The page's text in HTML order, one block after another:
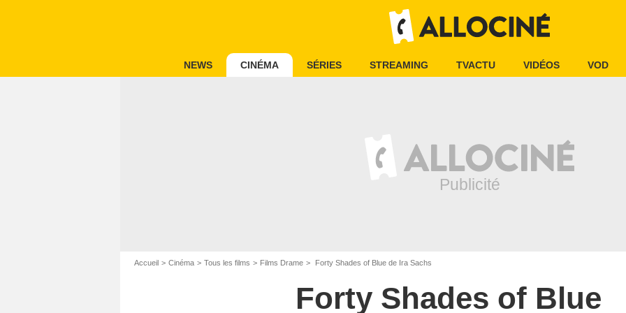
NEWS CINÉMA SÉRIES STREAMING TVACTU VIDÉOS VOD
Accueil Cinéma Tous les films Films Drame Forty Shades of Blue de Ira Sachs
Forty Shades of Blue